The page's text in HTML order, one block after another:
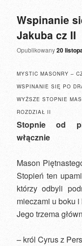
Wspinanie
Jakuba cz II
Opublikowany20
MYSTIC MASONRY –
WSPINANIE SIĘ PO
WYŻSZE STOPNIE
ROZDZIAŁ II
Stopnie od
włącznie
Mason
Stopień ten
którzy odbyli
mieczami u boku i
Jego trzema
– król Cyrus z